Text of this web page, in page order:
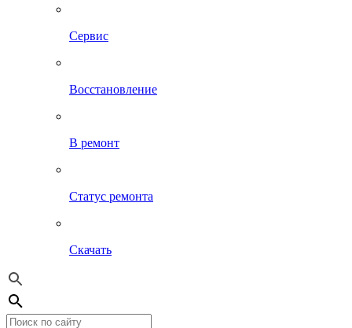
Сервис
Восстановление
В ремонт
Статус ремонта
Скачать